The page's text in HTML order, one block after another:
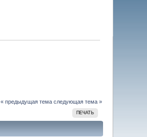
« предыдущая тема следующая тема »
ПЕЧАТЬ